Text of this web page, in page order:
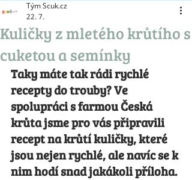
Kuličky z mletého krůtího s
cuketou a semínky
Tým Scuk.cz
22. 7.
Taky máte tak rádi rychlé
recepty do trouby? Ve
spolupráci s farmou Česká
krůta jsme pro vás připravili
recept na krůtí kuličky, které
jsou nejen rychlé, ale navíc se k
nim hodí snad jakákoli příloha.